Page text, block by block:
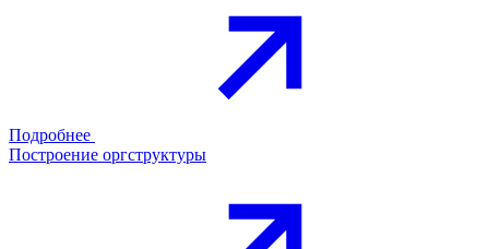
Подробнее
Построение оргструктуры